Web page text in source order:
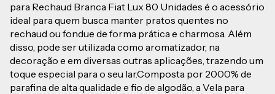
para Rechaud Branca Fiat Lux 80 Unidades é o acessório
ideal para quem busca manter pratos quentes no
rechaud ou fondue de forma prática e charmosa. Além
disso, pode ser utilizada como aromatizador, na
decoração e em diversas outras aplicações, trazendo um
toque especial para o seu lar.Composta por 2000% de
parafina de alta qualidade e fio de algodão, a Vela para